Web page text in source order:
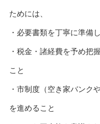
ためには、
・必要書類を丁寧に準備
・税金・諸経費を予め把
こと
・市制度（空き家バンク
を進めること